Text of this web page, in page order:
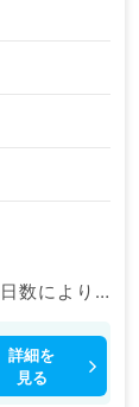
数により
の医療機
詳細を
見る